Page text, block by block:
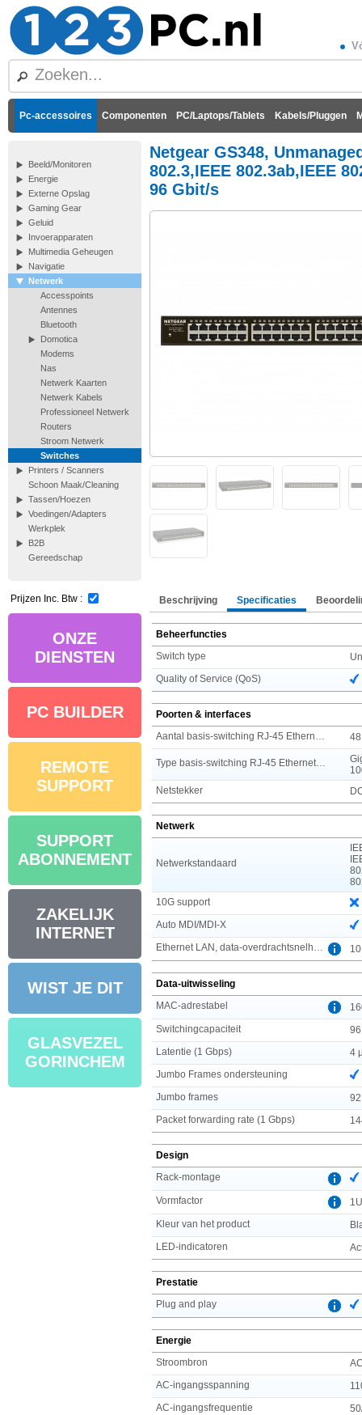
Pc-accessoires Componenten PC/Laptops/Tablets Kabels/Pluggen
Beeld/Monitoren
Energie
Externe Opslag
Gaming Gear
Geluid
Invoerapparaten
Multimedia Geheugen
Navigatie
Netwerk
Accesspoints
Antennes
Bluetooth
Domotica
Modems
Nas
Netwerk Kaarten
Netwerk Kabels
Professioneel Netwerk
Routers
Stroom Netwerk
Switches
Printers / Scanners
Schoon Maak/Cleaning
Tassen/Hoezen
Voedingen/Adapters
Werkplek
B2B
Gereedschap
Prijzen Inc. Btw :
ONZE
DIENSTEN
PC BUILDER
REMOTE
SUPPORT
SUPPORT
ABONNEMENT
ZAKELIJK
INTERNET
WIST JE DIT
GLASVEZEL
GORINCHEM
Netgear GS348,
802.3,IEEE 802.3ab,IEEE
96 Gbit/s
Beschrijving Specificaties
Beheerfuncties
Switch type
Quality of Service (QoS)
Poorten & interfaces
48
Netstekker
Netwerk
Netwerkstandaard
10G support
Auto MDI/MDI-X
Data-uitwisseling
MAC-adrestabel
Switchingcapaciteit
Latentie (1 Gbps)
4
Jumbo Frames ondersteuning
Jumbo frames
Packet forwarding rate (1 Gbps)
Design
Rack-montage
Vormfactor
1U
Kleur van het product
LED-indicatoren
Prestatie
Plug and play
Energie
Stroombron
AC-ingangsspanning
AC-ingangsfrequentie